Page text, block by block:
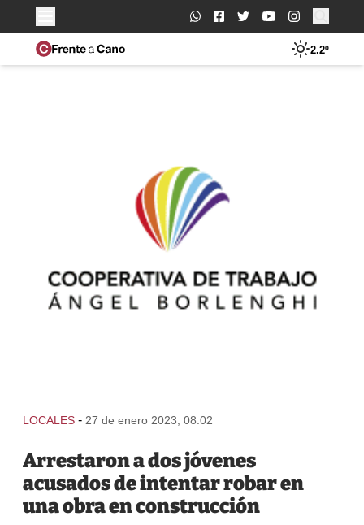
Buscar:
2.2º
LOCALES - 27 de enero 2023, 08:02
Arrestaron a dos jóvenes
acusados de intentar robar en
una obra en construcción